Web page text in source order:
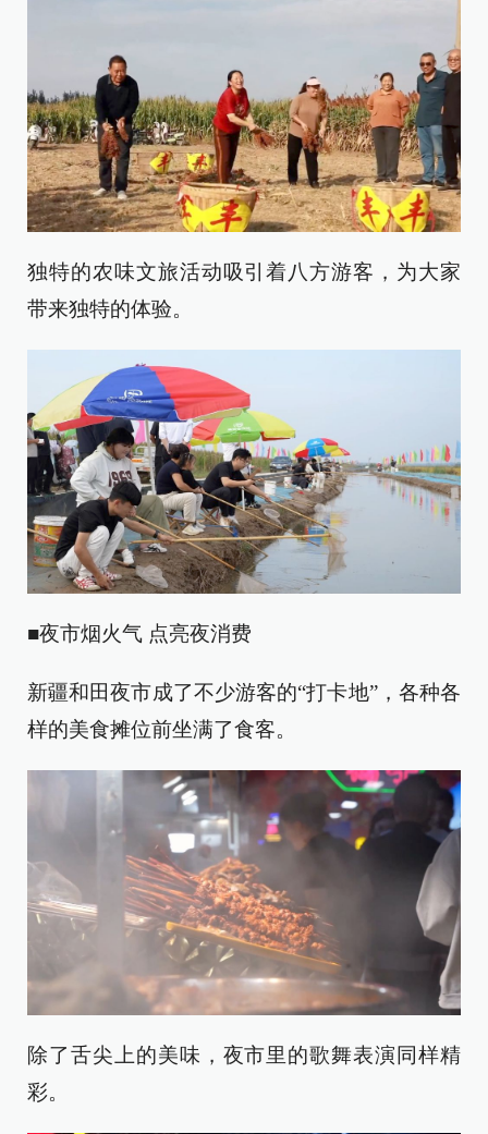
独特的农味文旅活动吸引着八方游客，为大家
带来独特的体验。
■夜市烟火气 点亮夜消费
新疆和田夜市成了不少游客的“打卡地”，各种各
样的美食摊位前坐满了食客。
除了舌尖上的美味，夜市里的歌舞表演同样精
彩。